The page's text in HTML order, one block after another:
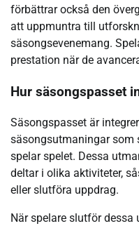
förbättrar också den
att uppmuntra till
säsongsevenemang.
prestation när de
Hur säsongspasset
Säsongspasset är
säsongsutmaningar som
spelar spelet. Dessa
deltar i olika aktiviteter,
eller slutföra uppdrag.
När spelare slutför